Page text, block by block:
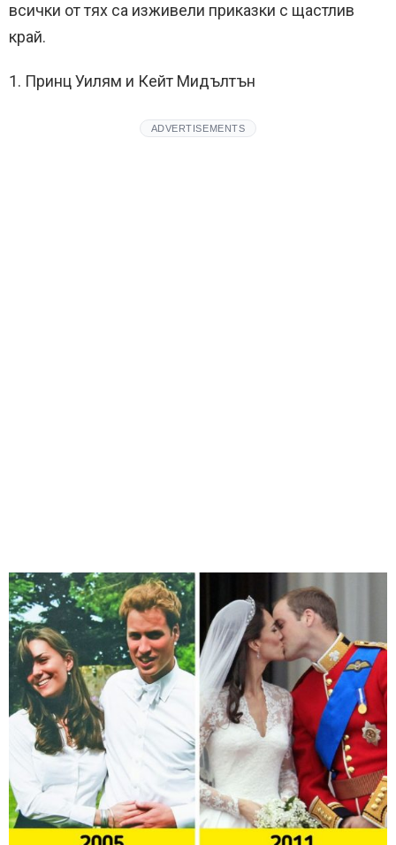
всички от тях са изживели приказки с щастлив
край.
1. Принц Уилям и Кейт Мидълтън
ADVERTISEMENTS